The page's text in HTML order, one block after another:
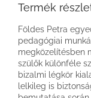
Termék
Földes Petra
pedagógiai
megközelítésben
szülők különféle
bizalmi légkör
lelkileg is